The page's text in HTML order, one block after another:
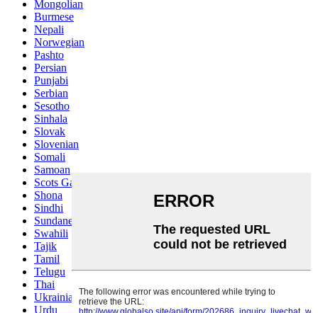
Mongolian
Burmese
Nepali
Norwegian
Pashto
Persian
Punjabi
Serbian
Sesotho
Sinhala
Slovak
Slovenian
Somali
Samoan
Scots Gaelic
Shona
Sindhi
Sundanese
Swahili
Tajik
Tamil
Telugu
Thai
Ukrainian
Urdu